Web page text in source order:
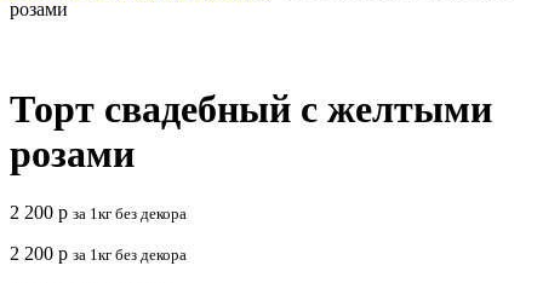
розами
Торт свадебный с желтыми
розами
2 200 р за 1кг без декора
2 200 р за 1кг без декора